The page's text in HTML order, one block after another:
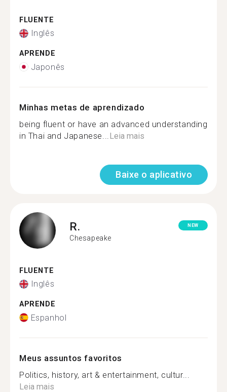
FLUENTE
Inglês
APRENDE
Japonês
Minhas metas de aprendizado
being fluent or have an advanced understanding
in Thai and Japanese... Leia mais
Baixe o aplicativo
R.
Chesapeake
NEW
FLUENTE
Inglês
APRENDE
Espanhol
Meus assuntos favoritos
Politics, history, art & entertainment, cultur...
Leia mais